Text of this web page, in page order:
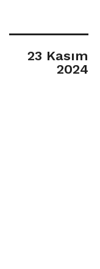
23 Kasım
2024